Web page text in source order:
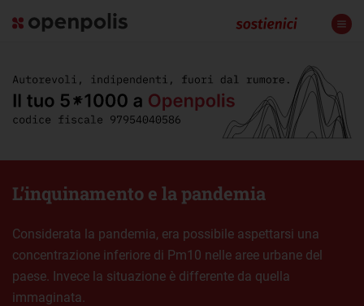
L’inquinamento e la pandemia
Considerata la pandemia, era possibile aspettarsi una
concentrazione inferiore di Pm10 nelle aree urbane del
paese. Invece la situazione è differente da quella
immaginata.